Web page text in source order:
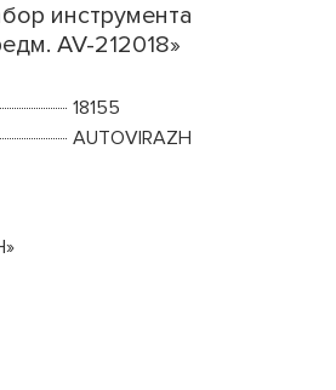
инструмента
AV-212018»
18155
AUTOVIRAZH